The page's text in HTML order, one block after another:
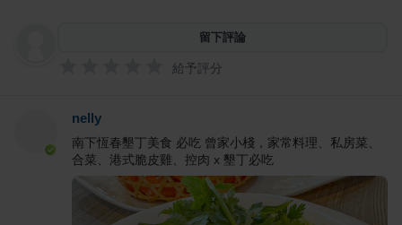
留下評論
給予評分
nelly
南下恆春墾丁美食 必吃 曾家小棧，家常料理、私房菜、
合菜、港式脆皮雞、控肉 x 墾丁必吃